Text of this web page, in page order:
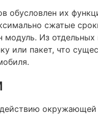
обусловлен их
сжатые
Из
или пакет, что